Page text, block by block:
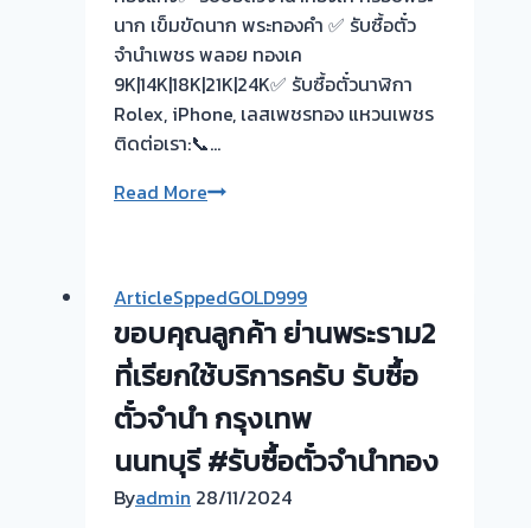
ดอกเบี้ย
โรง
จำนำ?
เอา
ตั๋ว
จำนำ
มา
ได้
เงิน
ส่วน
เหลือ
ใช้
บริการ
นาก เข็มขัดนาก พระทองคำ ✅ รับซื้อตั๋ว
จำนำเพชร พลอย ทองเค
9K|14K|18K|21K|24K✅ รับซื้อตั๋วนาฬิกา
Rolex, iPhone, เลสเพชรทอง แหวนเพชร
ติดต่อเรา:📞…
Read Moreรับ
ทอง
ยินดี
บริการ
ประเมิน
ตั๋ว
ฟรี+รับ
ArticleSppedGOLD999
ขอบคุณลูกค้า ย่านพระราม2
ที่เรียกใช้บริการครับ รับซื้อ
ตั๋วจำนำ กรุงเทพ
นนทบุรี #รับซื้อตั๋วจำนำทอง
Byadmin 28/11/2024